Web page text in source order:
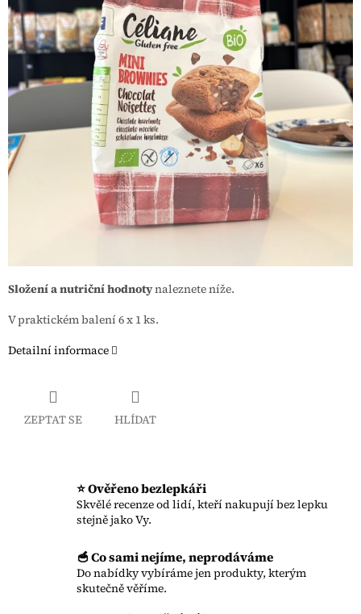
Složení a nutriční hodnotynaleznete níže.
V praktickém balení 6 x 1 ks.
Detailní informace
ZEPTAT SE HLÍDAT
⭐ Ověřeno bezlepkáři
Skvělé recenze od lidí, kteří nakupují bez lepku
stejně jako Vy.
🥣 Co sami nejíme, neprodáváme
Do nabídky vybíráme jen produkty, kterým
skutečně věříme.